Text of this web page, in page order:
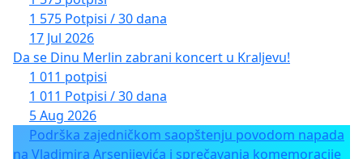
1 575 Potpisi / 30 dana
17 Jul 2026
Da se Dinu Merlin zabrani koncert u Kraljevu!
1 011 potpisi
1 011 Potpisi / 30 dana
5 Aug 2026
Podrška zajedničkom saopštenju povodom napada
na Vladimira Arsenijevića i sprečavanja komemoracije